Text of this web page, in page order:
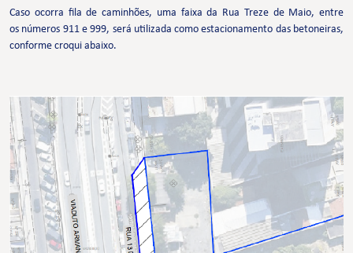
Caso ocorra fila de caminhões, uma faixa da Rua Treze de Maio, entre
os números 911 e 999, será utilizada como estacionamento das betoneiras,
conforme croqui abaixo.